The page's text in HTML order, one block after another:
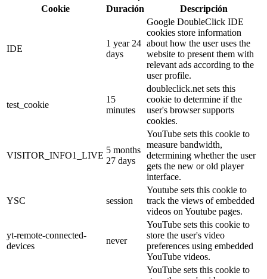
Cookie
Duración Descripción
IDE
1 year 24
days
Google DoubleClick IDE
cookies store information
about how the user uses the
website to present them with
relevant ads according to the
user profile.
test_cookie
15
minutes
doubleclick.net sets this
cookie to determine if the
user's browser supports
cookies.
VISITOR_INFO1_LIVE
5 months
27 days
YouTube sets this cookie to
measure bandwidth,
determining whether the user
gets the new or old player
interface.
YSC session
Youtube sets this cookie to
track the views of embedded
videos on Youtube pages.
yt-remote-connected-
devices
never
YouTube sets this cookie to
store the user's video
preferences using embedded
YouTube videos.
YouTube sets this cookie to